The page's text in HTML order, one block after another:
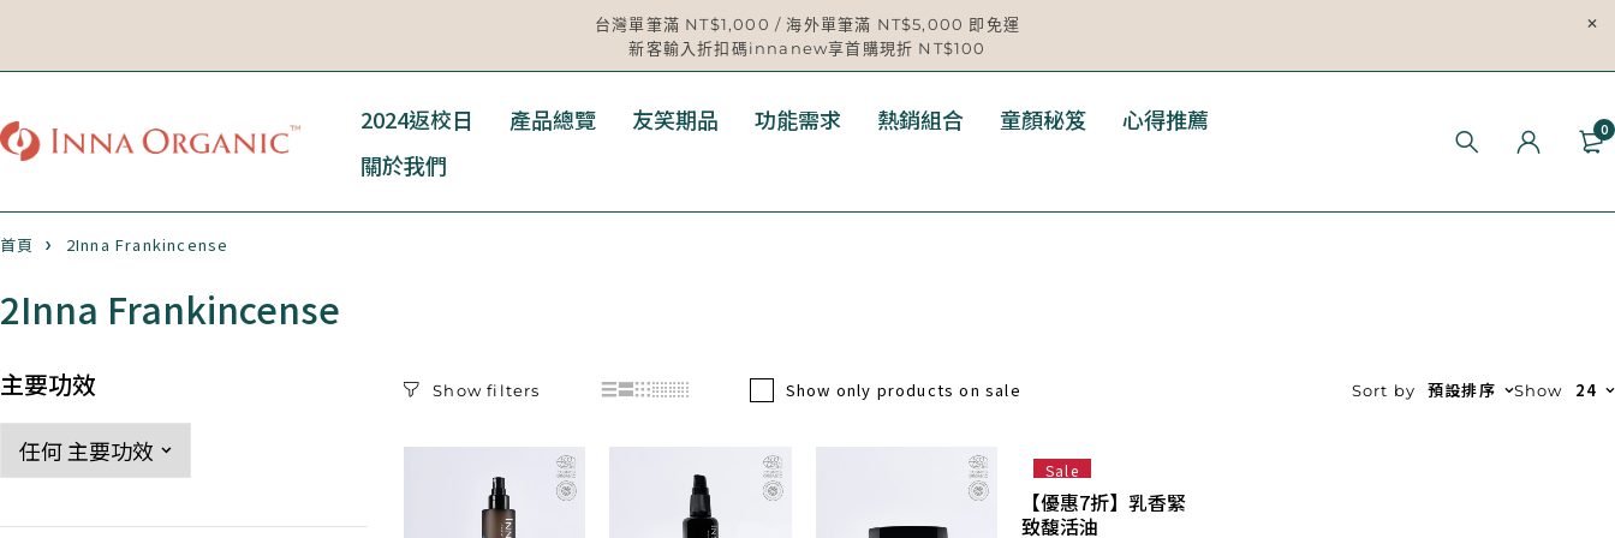
台灣單筆滿 NT$1,000 / 海外單筆滿 NT$5,000 即免運
新客輸入折扣碼innanew享首購現折 NT$100
2024返校日 產品總覽 友笑期品 功能需求 熱銷組合 童顏秘笈
心得推薦
關於我們
0
首頁 2Inna Frankincense
2Inna Frankincense
主要功效 Show only products on sale Sort by 預設排序 Show 24
Sale
【優惠7折】乳香緊
致馥活油